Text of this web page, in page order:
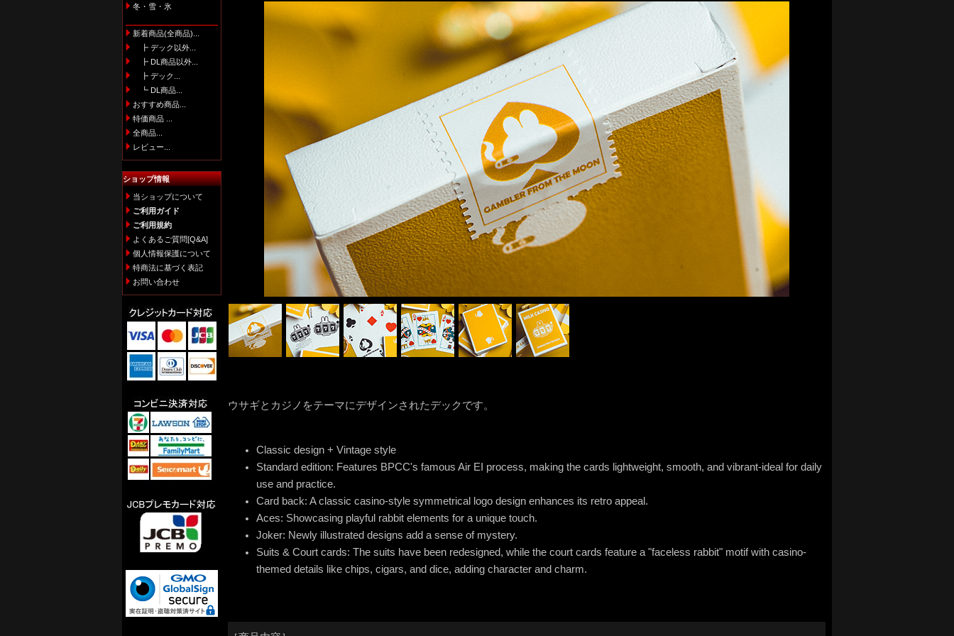
冬・雪・氷
新着商品(全商品)...
┣ デック以外...
┣ DL商品以外...
┣ デック...
┗ DL商品...
おすすめ商品...
特価商品 ...
全商品...
レビュー...
ショップ情報
当ショップについて
ご利用ガイド
ご利用規約
よくあるご質問[Q&A]
個人情報保護について
特商法に基づく表記
お問い合わせ
ウサギとカジノをテーマにデザインされたデックです。
Classic design + Vintage style
Standard edition: Features BPCC's famous Air EI process, making the cards lightweight, smooth, and vibrant-ideal for daily
use and practice.
Card back: A classic casino-style symmetrical logo design enhances its retro appeal.
Aces: Showcasing playful rabbit elements for a unique touch.
Joker: Newly illustrated designs add a sense of mystery.
Suits & Court cards: The suits have been redesigned, while the court cards feature a "faceless rabbit" motif with casino-
themed details like chips, cigars, and dice, adding character and charm.